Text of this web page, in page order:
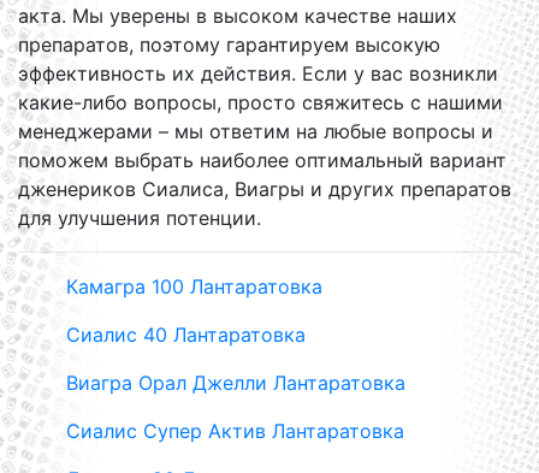
акта. Мы уверены в высоком качестве наших
препаратов, поэтому гарантируем высокую
эффективность их действия. Если у вас возникли
какие-либо вопросы, просто свяжитесь с нашими
менеджерами – мы ответим на любые вопросы и
поможем выбрать наиболее оптимальный вариант
дженериков Сиалиса, Виагры и других препаратов
для улучшения потенции.
Камагра 100 Лантаратовка
Сиалис 40 Лантаратовка
Виагра Орал Джелли Лантаратовка
Сиалис Супер Актив Лантаратовка